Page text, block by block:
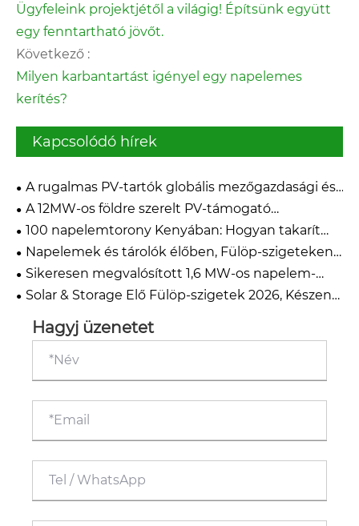
Ügyfeleink projektjétől a világig! Építsünk együtt
egy fenntartható jövőt.
Következő :
Milyen karbantartást igényel egy napelemes
kerítés?
Kapcsolódó hírek
A rugalmas PV-tartók globális mezőgazdasági és
összetett terepprojekteket vezetnek
A 12MW-os földre szerelt PV-támogató
szállítmány elkészült
100 napelemtorony Kenyában: Hogyan takarít
meg a SOLARFARM évente 1,2 millió liter gázolajat
Napelemek és tárolók élőben, Fülöp-szigeteken
2026
Sikeresen megvalósított 1,6 MW-os napelem-
szerelési projektet Afrikában
Solar & Storage Élő Fülöp-szigetek 2026, Készen
Hagyj üzenetet